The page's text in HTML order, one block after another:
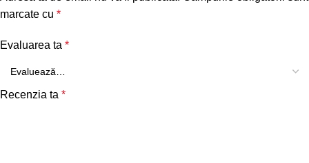
marcate cu *
Evaluarea ta *
Recenzia ta *